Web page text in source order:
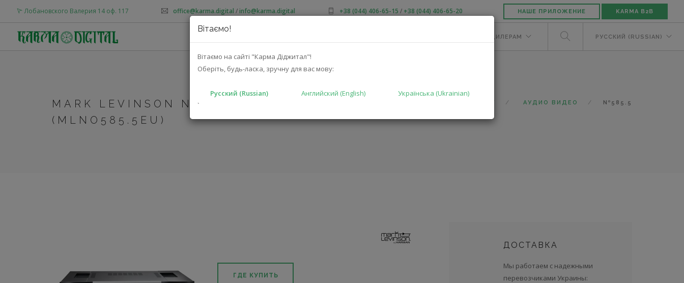
Вітаємо!
Вітаємо на сайті "Карма Діджитал"!
Оберіть, будь-ласка, зручну для вас мову:
Русский (Russian) Английский (English)
Українська (Ukrainian)
`
Лобановского Валерия 14 оф. 117 office@karma.digital /info@karma.digital +38 (044) 406-65-15 / +38 (044) 406-65-20 НАШЕ ПРИЛОЖЕНИЕ KARMA B2B
ДИЛЕРАМ РУССКИЙ (RUSSIAN)
MARK LEVINSON Nº585.5
(MLNO585.5EU)
КАТАЛОГ АУДИО ВИДЕО Nº585.5
ГДЕ КУПИТЬ
ДОСТАВКА
Мы работаем с надежными
перевозчиками Украины: